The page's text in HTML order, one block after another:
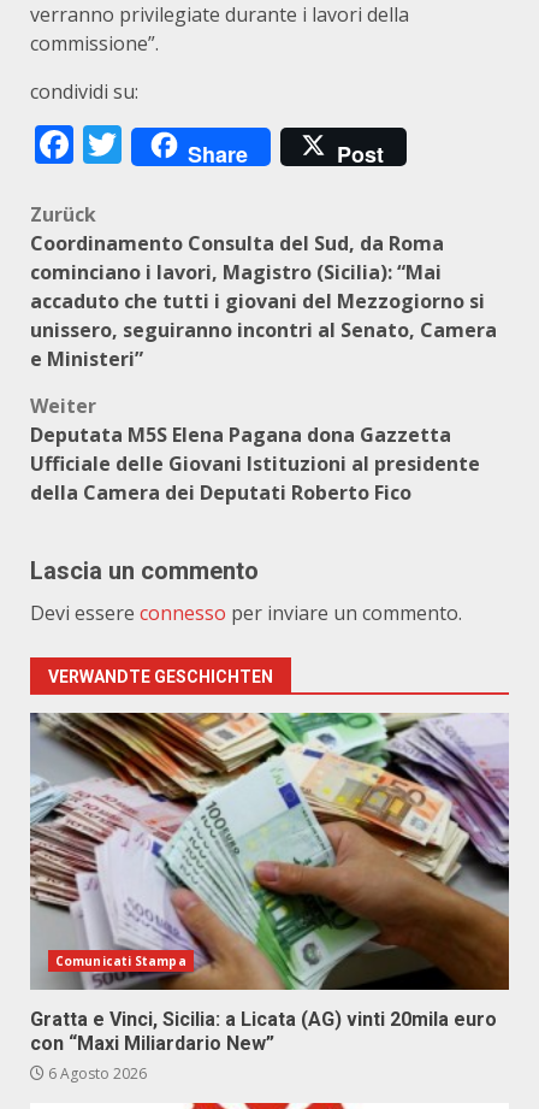
verranno privilegiate durante i lavori della
commissione”.
condividi su:
Facebook
Twitter
Share Post
Beitragsnavigation
Zurück
Coordinamento Consulta del Sud, da Roma
cominciano i lavori, Magistro (Sicilia): “Mai
accaduto che tutti i giovani del Mezzogiorno si
unissero, seguiranno incontri al Senato, Camera
e Ministeri”
Weiter
Deputata M5S Elena Pagana dona Gazzetta
Ufficiale delle Giovani Istituzioni al presidente
della Camera dei Deputati Roberto Fico
Lascia un commento
Devi essere connesso per inviare un commento.
VERWANDTE GESCHICHTEN
Comunicati Stampa
Gratta e Vinci, Sicilia: a Licata (AG) vinti 20mila euro
con “Maxi Miliardario New”
6 Agosto 2026